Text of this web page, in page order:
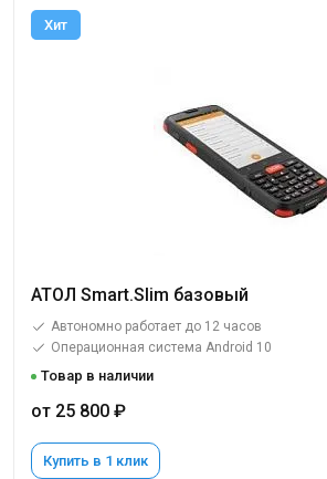
Хит
АТОЛ Smart.Slim базовый
Автономно работает до 12 часов
Операционная система Android 10
Товар в наличии
от 25 800 ₽
Купить в 1 клик